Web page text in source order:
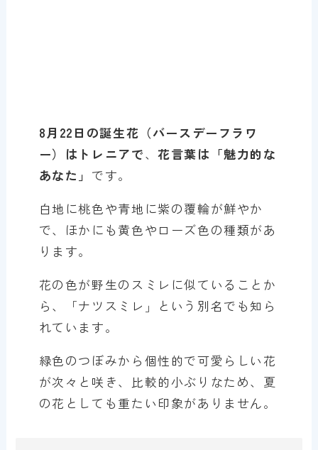
8月22 日の誕生花（バースデーフラワ
ー）は トレニアで、花言葉は「魅力的な
あなた 」 です。
白地に桃色や青地に紫の覆輪が鮮やか
で、ほかにも黄色やローズ色の種類があ
ります。
花の色が野生のスミレに似ていることか
ら、「ナツスミレ」という別名でも知ら
れています。
緑色のつぼみから個性的で可愛らしい花
が次々と咲き、比較的小ぶりなため、夏
の花としても重たい印象がありません。